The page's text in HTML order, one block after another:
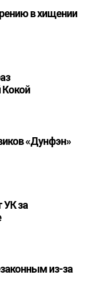
в хищении
Кокой
«Дунфэн»
УК за
из-за